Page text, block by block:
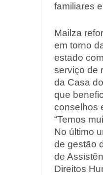
familiares
Mailza
em torno
estado
serviço de
da Casa
que
conselhos
“Temos
No último
de gestão
de
Direitos